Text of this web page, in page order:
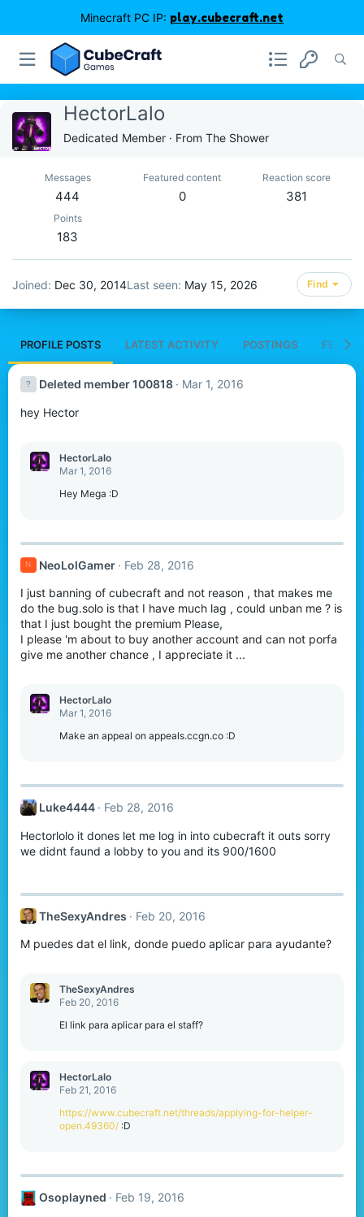
Minecraft PC IP: play.cubecraft.net
HectorLalo
Dedicated Member · From The Shower
Messages
444
Featured content
0
Reaction score
381
Points
183
Joined Dec 30, 2014Last seen May 15, 2026 Find
PROFILE POSTS LATEST ACTIVITY POSTINGS
Deleted member 100818 Mar 1, 2016
hey Hector
HectorLalo
Mar 1, 2016
Hey Mega :D
N NeoLolGamer Feb 28, 2016
I just banning of cubecraft and not reason , that makes me
do the bug.solo is that I have much lag , could unban me ? is
that I just bought the premium Please,
I please 'm about to buy another account and can not porfa
give me another chance , I appreciate it ...
HectorLalo
Mar 1, 2016
Make an appeal on appeals.ccgn.co :D
Luke4444 Feb 28, 2016
Hectorlolo it dones let me log in into cubecraft it outs sorry
we didnt faund a lobby to you and its 900/1600
TheSexyAndres Feb 20, 2016
M puedes dat el link, donde puedo aplicar para ayudante?
TheSexyAndres
Feb 20, 2016
El link para aplicar para el staff?
HectorLalo
Feb 21, 2016
https://www.cubecraft.net/threads/applying-for-helper-
open.49360/ :D
Osoplayned Feb 19, 2016